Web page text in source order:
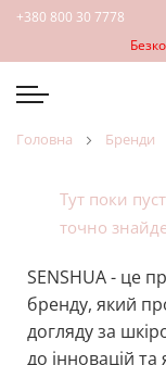
+380 800 30 7778
головна бренди
Тут поки
точно
SENSHUA - це
бренду, який
догляду за
до інновацій